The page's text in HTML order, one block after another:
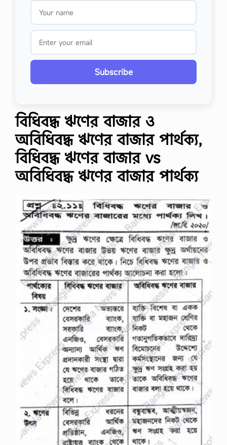
Subscribe
বিধিবদ্ধ ঋণের বাজার ও
অবিধিবদ্ধ ঋণের বাজার পার্থক্য,
বিধিবদ্ধ ঋণের বাজার vs
অবিধিবদ্ধ ঋণের বাজার পার্থক্য